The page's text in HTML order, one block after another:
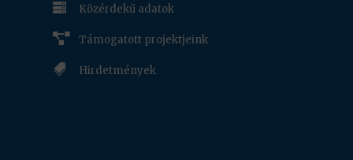
 Közérdekű adatok
 Támogatott projektjeink
 Hirdetmények